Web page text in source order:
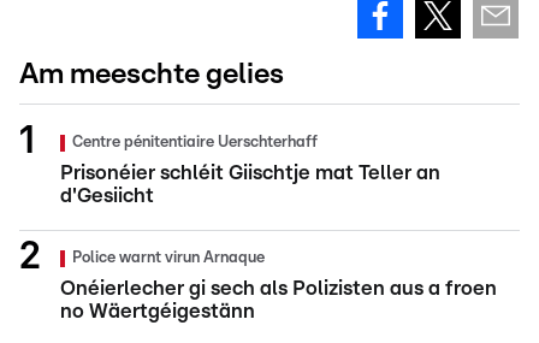
Am meeschte gelies
Centre pénitentiaire Uerschterhaff
Prisonéier schléit Giischtje mat Teller an
d'Gesiicht
Police warnt virun Arnaque
Onéierlecher gi sech als Polizisten aus a froen
no Wäertgéigestänn